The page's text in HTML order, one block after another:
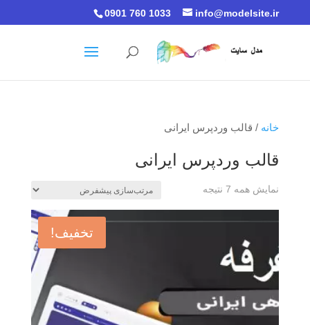
0901 760 1033 info@modelsite.ir
خانه / قالب وردپرس ایرانی
قالب وردپرس ایرانی
نمایش همه 7 نتیجه
تخفیف!